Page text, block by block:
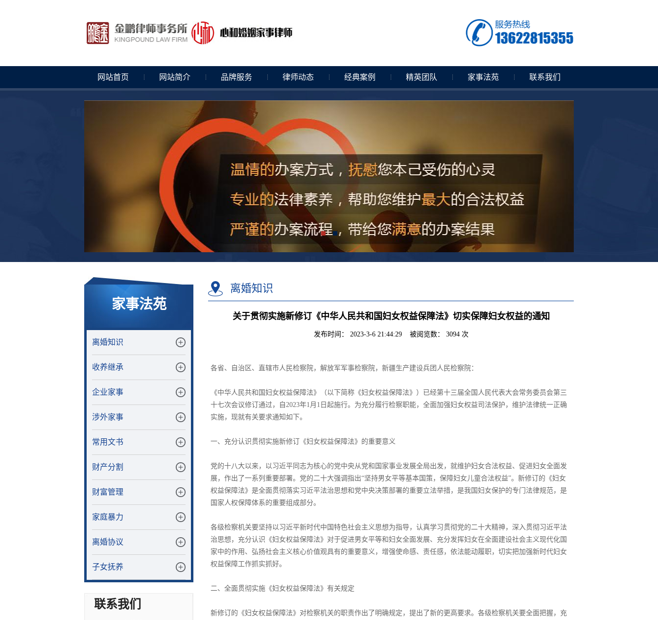
网站首页 网站简介 品牌服务 律师动态 经典案例 精英团队 家事法苑 联系我们
家事法苑
离婚知识
收养继承
企业家事
涉外家事
常用文书
财产分割
财富管理
家庭暴力
离婚协议
子女抚养
联系我们
离婚知识
关于贯彻实施新修订《中华人民共和国妇女权益保障法》切实保障妇女权益的通知
发布时间： 2023-3-6 21:44:29 被阅览数： 3094 次
各省、自治区、直辖市人民检察院，解放军军事检察院，新疆生产建设兵团人民检察院：
《中华人民共和国妇女权益保障法》（以下简称《妇女权益保障法》）已经第十三届全国人民代表大会常务委员会第三
十七次会议修订通过，自2023年1月1日起施行。为充分履行检察职能，全面加强妇女权益司法保护，维护法律统一正确
实施，现就有关要求通知如下。
一、充分认识贯彻实施新修订《妇女权益保障法》的重要意义
党的十八大以来，以习近平同志为核心的党中央从党和国家事业发展全局出发，就维护妇女合法权益、促进妇女全面发
展，作出了一系列重要部署。党的二十大强调指出“坚持男女平等基本国策，保障妇女儿童合法权益”。新修订的《妇女
权益保障法》是全面贯彻落实习近平法治思想和党中央决策部署的重要立法举措，是我国妇女保护的专门法律规范，是
国家人权保障体系的重要组成部分。
各级检察机关要坚持以习近平新时代中国特色社会主义思想为指导，认真学习贯彻党的二十大精神，深入贯彻习近平法
治思想，充分认识《妇女权益保障法》对于促进男女平等和妇女全面发展、充分发挥妇女在全面建设社会主义现代化国
家中的作用、弘扬社会主义核心价值观具有的重要意义，增强使命感、责任感，依法能动履职，切实把加强新时代妇女
权益保障工作抓实抓好。
二、全面贯彻实施《妇女权益保障法》有关规定
新修订的《妇女权益保障法》对检察机关的职责作出了明确规定，提出了新的更高要求。各级检察机关要全面把握，充